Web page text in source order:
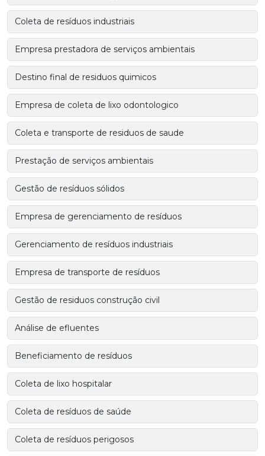
Coleta de resíduos industriais
Empresa prestadora de serviços ambientais
Destino final de residuos quimicos
Empresa de coleta de lixo odontologico
Coleta e transporte de residuos de saude
Prestação de serviços ambientais
Gestão de resíduos sólidos
Empresa de gerenciamento de resíduos
Gerenciamento de resíduos industriais
Empresa de transporte de resíduos
Gestão de residuos construção civil
Análise de efluentes
Beneficiamento de resíduos
Coleta de lixo hospitalar
Coleta de resíduos de saúde
Coleta de resíduos perigosos